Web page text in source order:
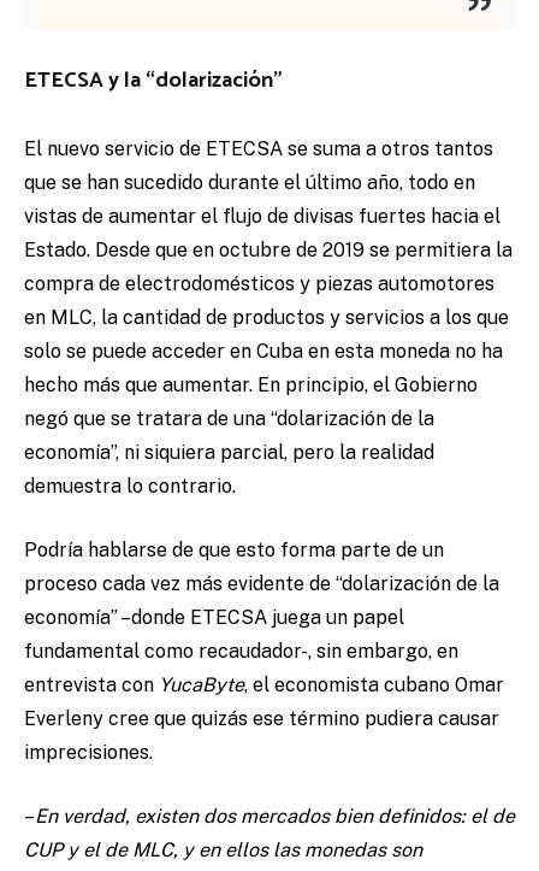
ETECSA y la “dolarización”
El nuevo servicio de ETECSA se suma a otros tantos
que se han sucedido durante el último año, todo en
vistas de aumentar el flujo de divisas fuertes hacia el
Estado. Desde que en octubre de 2019 se permitiera la
compra de electrodomésticos y piezas automotores
en MLC, la cantidad de productos y servicios a los que
solo se puede acceder en Cuba en esta moneda no ha
hecho más que aumentar. En principio, el Gobierno
negó que se tratara de una “dolarización de la
economía”, ni siquiera parcial, pero la realidad
demuestra lo contrario.
Podría hablarse de que esto forma parte de un
proceso cada vez más evidente de “dolarización de la
economía” –donde ETECSA juega un papel
fundamental como recaudador-, sin embargo, en
entrevista con YucaByte, el economista cubano Omar
Everleny cree que quizás ese término pudiera causar
imprecisiones.
–En verdad, existen dos mercados bien definidos: el de
CUP y el de MLC, y en ellos las monedas son